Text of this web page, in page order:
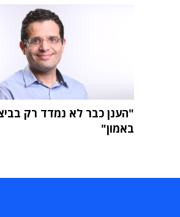
"הענן כבר לא נמדד רק
באמון"